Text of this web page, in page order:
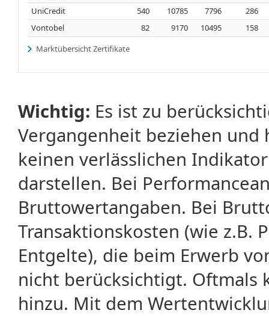
UniCredit
540 10785 7796
286
Vontobel
82 9170 10495
158
Marktübersicht Zertifikate
Wichtig: Es ist zu
Vergangenheit beziehen
keinen verlässlichen
darstellen. Bei
Bruttowertangaben. Bei
Transaktionskosten (wie z.B.
Entgelte), die beim Erwerb
nicht berücksichtigt. Oftmals
hinzu. Mit dem